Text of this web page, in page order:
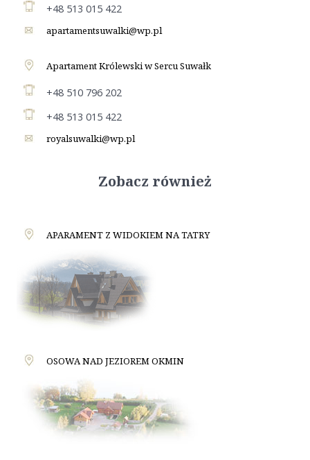
+48 513 015 422
apartamentsuwalki@wp.pl
Apartament Królewski w Sercu Suwałk
+48 510 796 202
+48 513 015 422
royalsuwalki@wp.pl
Zobacz również
APARAMENT Z WIDOKIEM NA TATRY
OSOWA NAD JEZIOREM OKMIN